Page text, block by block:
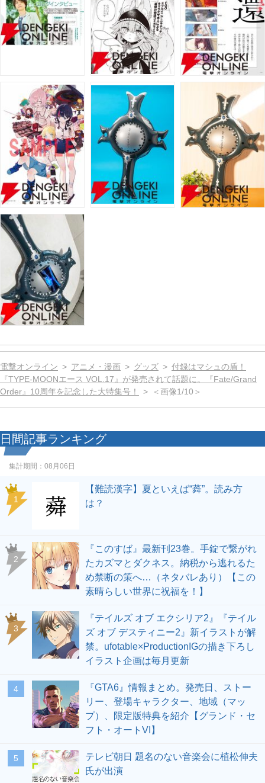
電撃オンライン アニメ・漫画 グッズ
付録はマシュの盾！
『TYPE-MOONエース VOL.17』が発売されて話題に。『Fate/Grand
Order』10周年を記念した大特集号！
＜画像1/10＞
日間記事ランキング
集計期間： 08月06日
1
【難読漢字】夏といえば“蕣”。読み方
は？
2
『このすば』最新刊23巻。手錠で繋がれ
たカズマとダクネス。納税から逃れるた
め禁断の策へ…（ネタバレあり）【この
素晴らしい世界に祝福を！】
3
『テイルズ オブ エクシリア2』『テイル
ズ オブ デスティニー2』新イラストが解
禁。ufotable×ProductionIGの描き下ろし
イラスト企画は毎月更新
4
『GTA6』情報まとめ。発売日、ストー
リー、登場キャラクター、地域（マッ
プ）、限定版特典を紹介【グランド・セ
フト・オートVI】
5
テレビ朝日 題名のない音楽会に植松伸夫
氏が出演